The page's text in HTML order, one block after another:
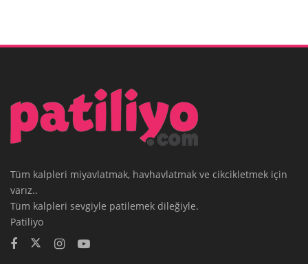
Tüm kalpleri miyavlatmak, havhavlatmak ve cikcikletmek için
varız..
Tüm kalpleri sevgiyle patilemek dileğiyle.
Patiliyo